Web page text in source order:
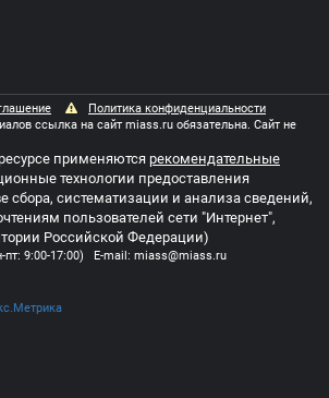
Политика конфиденциальности
ссылка на сайт miass.ru обязательна. Сайт не
применяются рекомендательные
технологии предоставления
сбора, систематизации и анализа сведений,
пользователей сети "Интернет",
Российской Федерации)
пт: 9:00-17:00) E-mail: miass@miass.ru